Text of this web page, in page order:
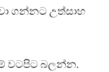
ගන්නට උත්සාහ
වටපිට බලන්න.